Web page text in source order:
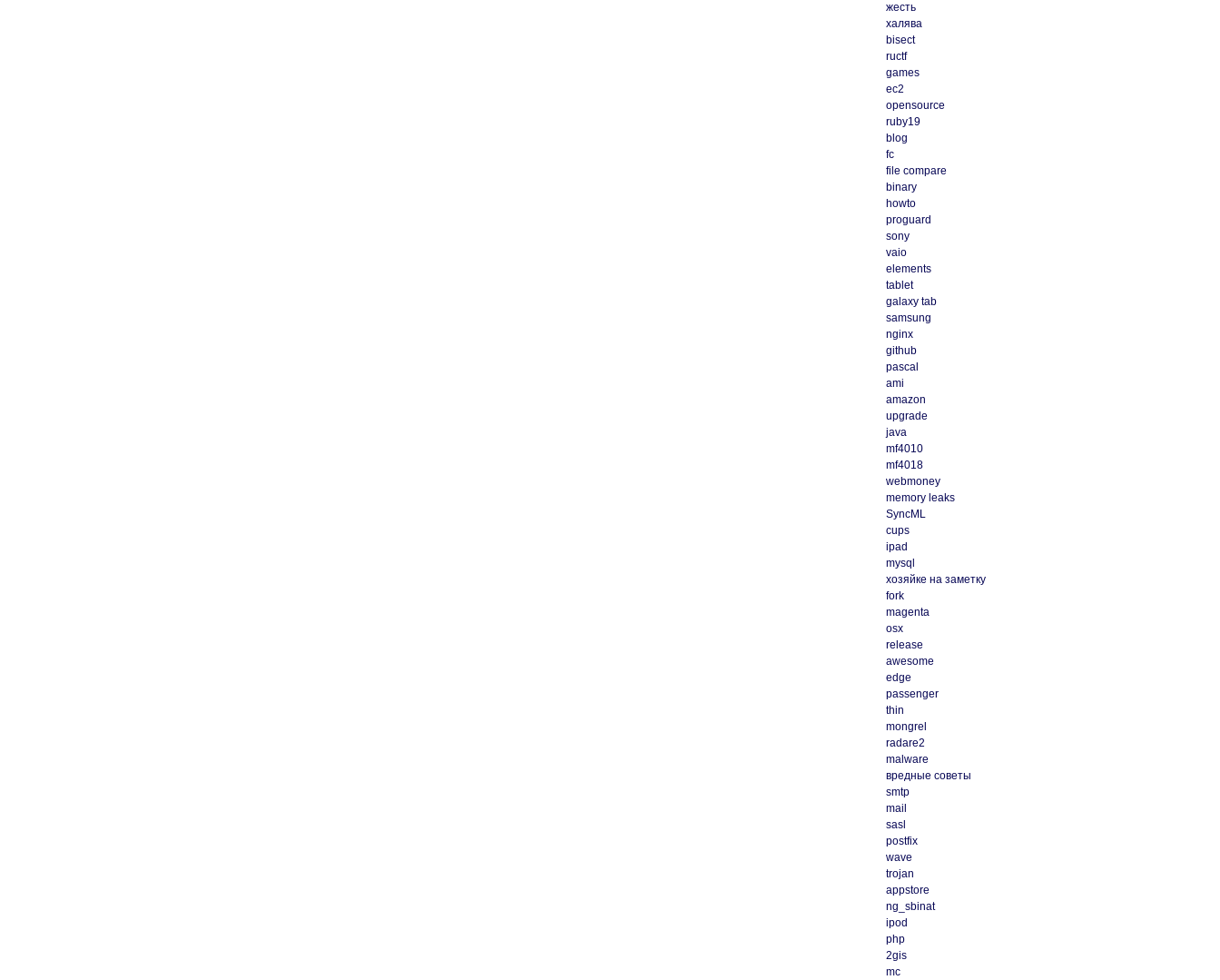
жесть
халява
bisect
ructf
games
ec2
opensource
ruby19
blog
fc
file compare
binary
howto
proguard
sony
vaio
elements
tablet
galaxy tab
samsung
nginx
github
pascal
ami
amazon
upgrade
java
mf4010
mf4018
webmoney
memory leaks
SyncML
cups
ipad
mysql
хозяйке на заметку
fork
magenta
osx
release
awesome
edge
passenger
thin
mongrel
radare2
malware
вредные советы
smtp
mail
sasl
postfix
wave
trojan
appstore
ng_sbinat
ipod
php
2gis
mc